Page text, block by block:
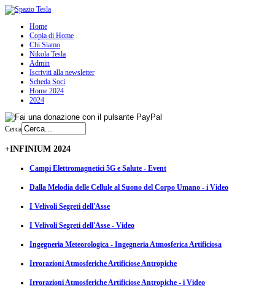
Home
Copia di Home
Chi Siamo
Nikola Tesla
Admin
Iscriviti alla newsletter
Scheda Soci
Home 2024
2024
Cerca
+INFINIUM 2024
Campi Elettromagnetici 5G e Salute - Event
Dalla Melodia delle Cellule al Suono del Corpo Umano - i Video
I Velivoli Segreti dell'Asse
I Velivoli Segreti dell'Asse - Video
Ingegneria Meteorologica - Ingegneria Atmosferica Artificiosa
Irrorazioni Atmosferiche Artificiose Antropiche
Irrorazioni Atmosferiche Artificiose Antropiche - i Video